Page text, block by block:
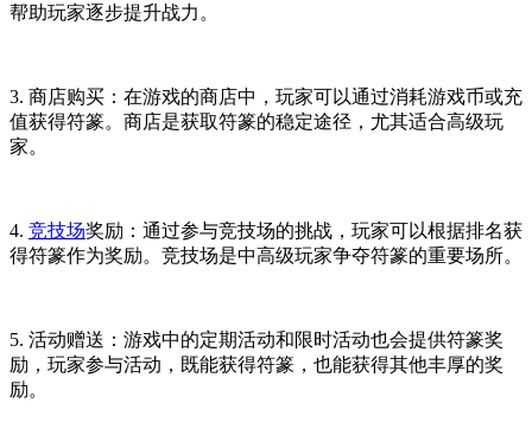
帮助玩家逐步提升战力。
3. 商店购买：在游戏的商店中，玩家可以通过消耗游戏币或充
值获得符篆。商店是获取符篆的稳定途径，尤其适合高级玩
家。
4. 竞技场奖励：通过参与竞技场的挑战，玩家可以根据排名获
得符篆作为奖励。竞技场是中高级玩家争夺符篆的重要场所。
5. 活动赠送：游戏中的定期活动和限时活动也会提供符篆奖
励，玩家参与活动，既能获得符篆，也能获得其他丰厚的奖
励。